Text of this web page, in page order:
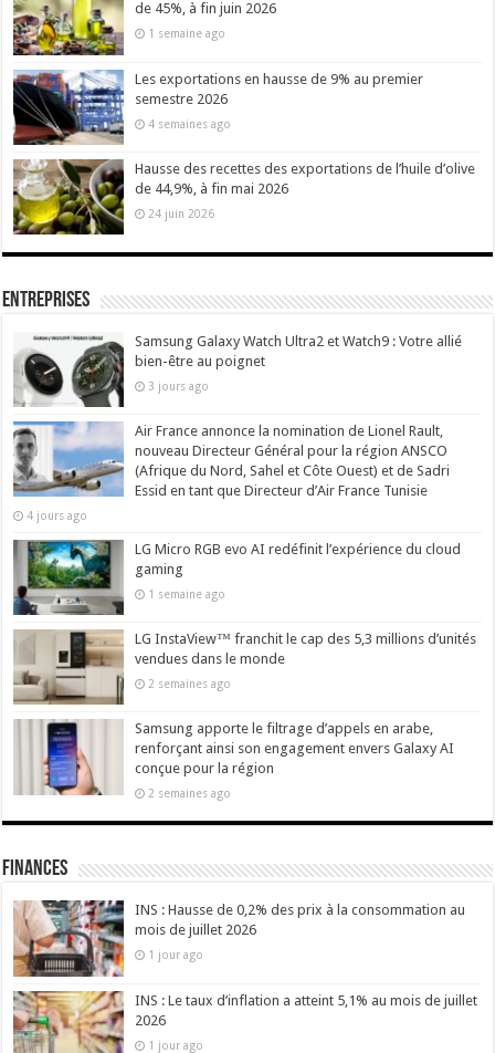
de 45%, à fin juin 2026
1 semaine ago
Les exportations en hausse de 9% au premier
semestre 2026
4 semaines ago
Hausse des recettes des exportations de l’huile d’olive
de 44,9%, à fin mai 2026
24 juin 2026
Entreprises
Samsung Galaxy Watch Ultra2 et Watch9 : Votre allié
bien-être au poignet
3 jours ago
Air France annonce la nomination de Lionel Rault,
nouveau Directeur Général pour la région ANSCO
(Afrique du Nord, Sahel et Côte Ouest) et de Sadri
Essid en tant que Directeur d’Air France Tunisie
4 jours ago
LG Micro RGB evo AI redéfinit l’expérience du cloud
gaming
1 semaine ago
LG InstaView™ franchit le cap des 5,3 millions d’unités
vendues dans le monde
2 semaines ago
Samsung apporte le filtrage d’appels en arabe,
renforçant ainsi son engagement envers Galaxy AI
conçue pour la région
2 semaines ago
Finances
INS : Hausse de 0,2% des prix à la consommation au
mois de juillet 2026
1 jour ago
INS : Le taux d’inflation a atteint 5,1% au mois de juillet
2026
1 jour ago